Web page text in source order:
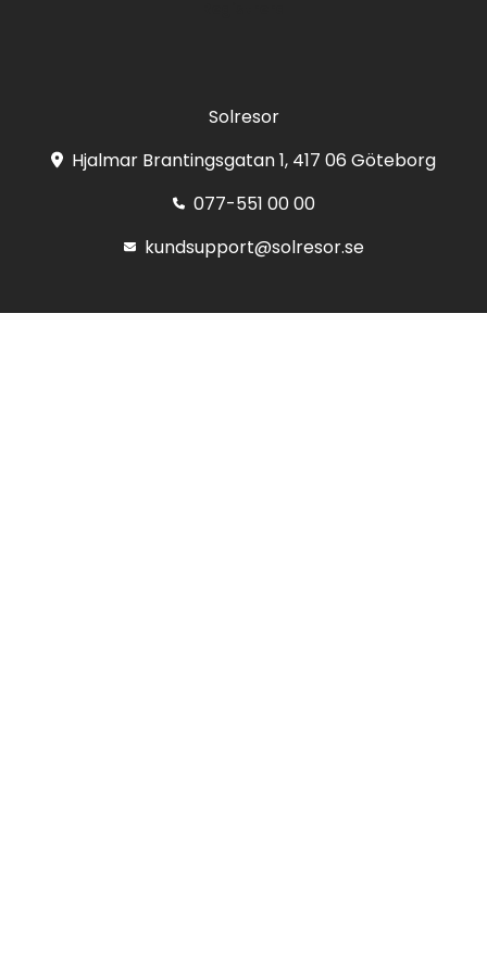
Solresor
Hjalmar Brantingsgatan 1, 417 06 Göteborg
077-551 00 00
kundsupport@solresor.se